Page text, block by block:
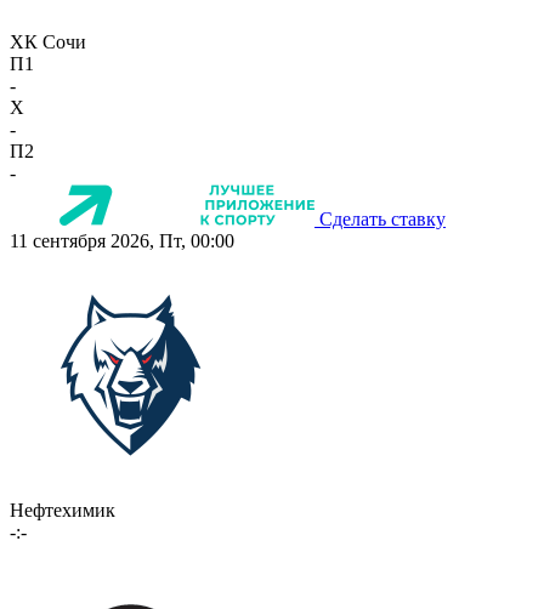
ХК Сочи
П1
-
X
-
П2
-
Сделать ставку
11 сентября 2026, Пт, 00:00
Нефтехимик
-:-